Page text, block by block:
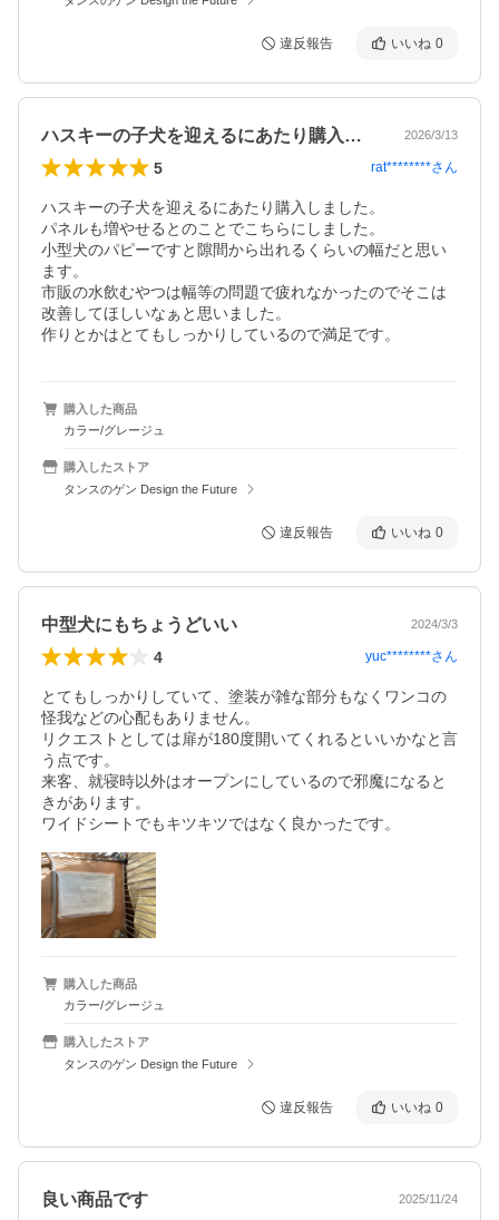
違反報告 いいね 0
ハスキーの子犬を迎えるにあたり購入しま… 2026/3/13
5 rat********さん
ハスキーの子犬を迎えるにあたり購入しました。
パネルも増やせるとのことでこちらにしました。
小型犬のパピーですと隙間から出れるくらいの幅だと思い
ます。
市販の水飲むやつは幅等の問題で疲れなかったのでそこは
改善してほしいなぁと思いました。
作りとかはとてもしっかりしているので満足です。
購入した商品
カラー/グレージュ
購入したストア
タンスのゲン Design the Future
違反報告 いいね 0
中型犬にもちょうどいい 2024/3/3
4 yuc********さん
とてもしっかりしていて、塗装が雑な部分もなくワンコの
怪我などの心配もありません。
リクエストとしては扉が180度開いてくれるといいかなと言
う点です。
来客、就寝時以外はオープンにしているので邪魔になると
きがあります。
ワイドシートでもキツキツではなく良かったです。
購入した商品
カラー/グレージュ
購入したストア
タンスのゲン Design the Future
違反報告 いいね 0
良い商品です 2025/11/24